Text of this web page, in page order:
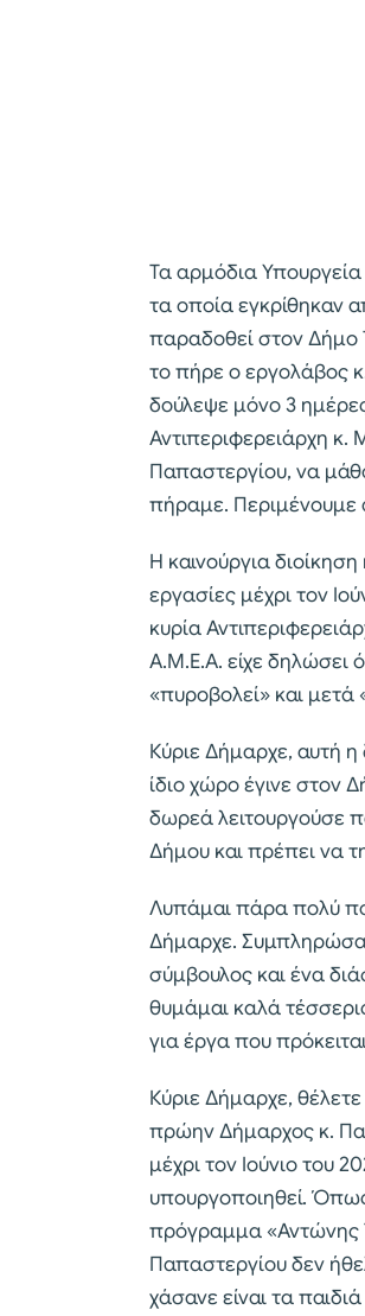
Τα αρμόδια
τα οποία εγκρίθηκαν
παραδοθεί στον Δήμο
το πήρε ο εργολάβος
δούλεψε μόνο 3
Αντιπεριφερειάρχη κ.
Παπαστεργίου, να
πήραμε.
Η καινούργια
εργασίες μέχρι τον
κυρία
Α.Μ.Ε.Α. είχε δηλώσει
«πυροβολεί» και μετά
Κύριε Δήμαρχε, αυτή
ίδιο χώρο έγινε στον
δωρεά λειτουργούσε
Δήμου και πρέπει να
Λυπάμαι πάρα πολύ
Δήμαρχε.
σύμβουλος και ένα
θυμάμαι καλά
για έργα που
Κύριε Δήμαρχε, θέλετε
πρώην Δήμαρχος κ.
μέχρι τον Ιούνιο του
υπουργοποιηθεί.
πρόγραμμα «Αντώνης
Παπαστεργίου δεν
χάσανε είναι τα